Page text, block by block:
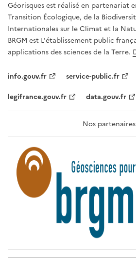
T
É
,
É
G
A
L
F
A
T
R
T
É
Géorisques est réalisé en partenariat
Transition Écologique, de la
Internationales sur le Climat et la
BRGM est L'établissement public
applications des sciences de la Terre.
info.gouv.fr
service-public.fr
legifrance.gouv.fr
data.gouv.fr
Nos partenaires